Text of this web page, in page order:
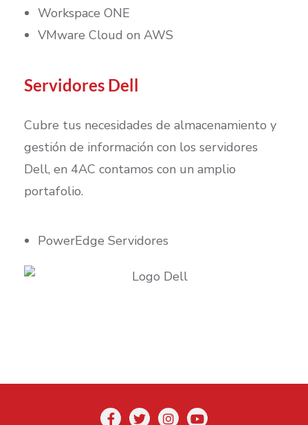
Workspace ONE
VMware Cloud on AWS
Servidores Dell
Cubre tus necesidades de almacenamiento y
gestión de información con los servidores
Dell, en 4AC contamos con un amplio
portafolio.
PowerEdge Servidores